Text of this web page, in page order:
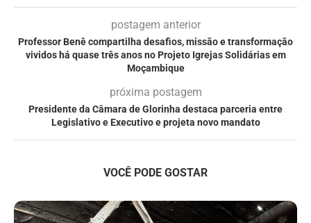
postagem anterior
Professor Benê compartilha desafios, missão e transformação
vividos há quase três anos no Projeto Igrejas Solidárias em
Moçambique
próxima postagem
Presidente da Câmara de Glorinha destaca parceria entre
Legislativo e Executivo e projeta novo mandato
VOCÊ PODE GOSTAR